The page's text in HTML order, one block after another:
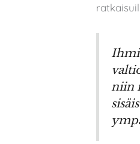
niin